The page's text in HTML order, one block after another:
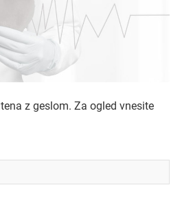
z geslom. Za ogled vnesite